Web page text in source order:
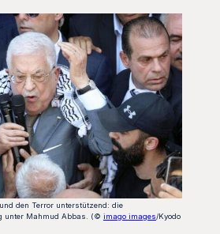
den Terror unterstützend: die
unter Mahmud Abbas. (© imago images/Kyodo